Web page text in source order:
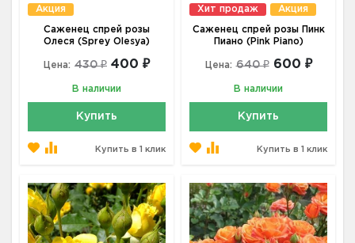
Акция
Саженец спрей розы
Олеся (Sprey Olesya)
Цена: 430 ₽ 400 ₽
В наличии
Купить
Купить в 1 клик
Хит продаж Акция
Саженец спрей розы Пинк
Пиано (Pink Piano)
Цена: 640 ₽ 600 ₽
В наличии
Купить
Купить в 1 клик